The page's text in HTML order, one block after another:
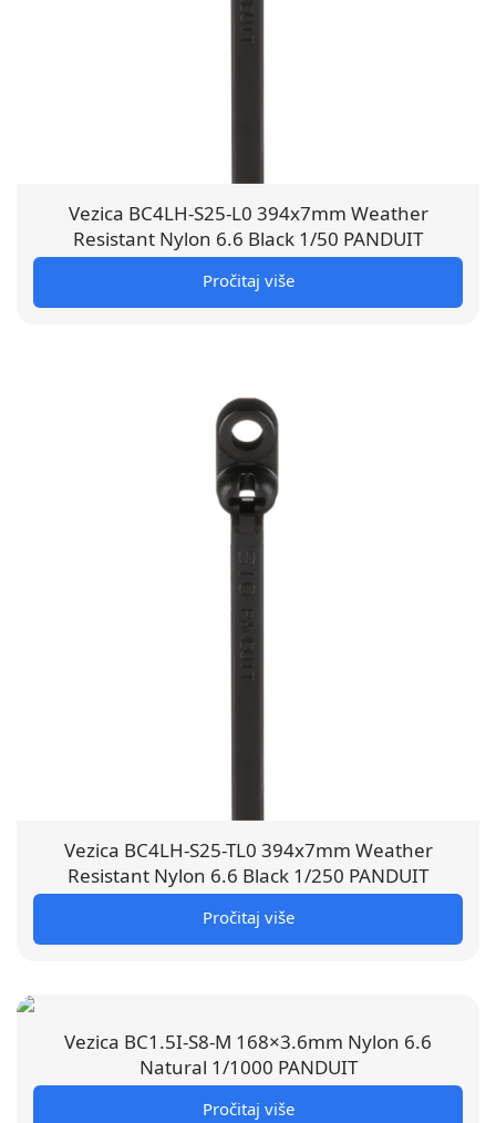
Vezica BC4LH-S25-L0 394x7mm Weather
Resistant Nylon 6.6 Black 1/50 PANDUIT
Pročitaj više
Vezica BC4LH-S25-TL0 394x7mm Weather
Resistant Nylon 6.6 Black 1/250 PANDUIT
Pročitaj više
Vezica BC1.5I-S8-M 168×3.6mm Nylon 6.6
Natural 1/1000 PANDUIT
Pročitaj više